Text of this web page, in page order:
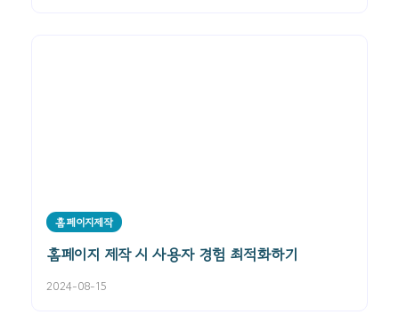
홈페이지제작
홈페이지 제작 시 사용자 경험 최적화하기
2024-08-15